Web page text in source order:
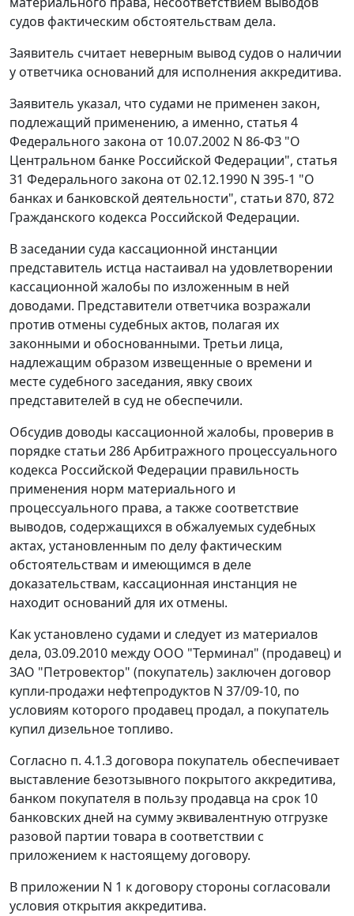
судов фактическим обстоятельствам дела.
Заявитель считает неверным вывод судов о наличии
у ответчика оснований для исполнения аккредитива.
Заявитель указал, что судами не применен закон,
подлежащий применению, а именно, статья 4
Федерального закона от 10.07.2002 N 86-ФЗ "О
Центральном банке Российской Федерации", статья
31 Федерального закона от 02.12.1990 N 395-1 "О
банках и банковской деятельности", статьи 870, 872
Гражданского кодекса Российской Федерации.
В заседании суда кассационной инстанции
представитель истца настаивал на удовлетворении
кассационной жалобы по изложенным в ней
доводами. Представители ответчика возражали
против отмены судебных актов, полагая их
законными и обоснованными. Третьи лица,
надлежащим образом извещенные о времени и
месте судебного заседания, явку своих
представителей в суд не обеспечили.
Обсудив доводы кассационной жалобы, проверив в
порядке статьи 286Арбитражного процессуального
кодекса Российской Федерации правильность
применения норм материального и
процессуального права, а также соответствие
выводов, содержащихся в обжалуемых судебных
актах, установленным по делу фактическим
обстоятельствам и имеющимся в деле
доказательствам, кассационная инстанция не
находит оснований для их отмены.
Как установлено судами и следует из материалов
дела, 03.09.2010 между ООО "Терминал" (продавец) и
ЗАО "Петровектор" (покупатель) заключен договор
купли-продажи нефтепродуктов N 37/09-10, по
условиям которого продавец продал, а покупатель
купил дизельное топливо.
Согласно п. 4.1.3 договора покупатель обеспечивает
выставление безотзывного покрытого аккредитива,
банком покупателя в пользу продавца на срок 10
банковских дней на сумму эквивалентную отгрузке
разовой партии товара в соответствии с
приложением к настоящему договору.
В приложении N 1 к договору стороны согласовали
условия открытия аккредитива.